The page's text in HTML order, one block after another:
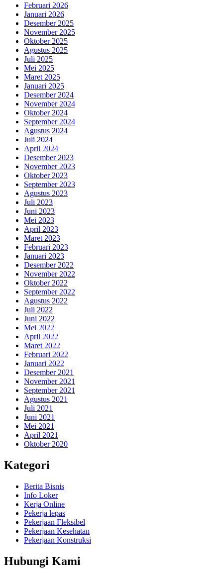
Februari 2026
Januari 2026
Desember 2025
November 2025
Oktober 2025
Agustus 2025
Juli 2025
Mei 2025
Maret 2025
Januari 2025
Desember 2024
November 2024
Oktober 2024
September 2024
Agustus 2024
Juli 2024
April 2024
Desember 2023
November 2023
Oktober 2023
September 2023
Agustus 2023
Juli 2023
Juni 2023
Mei 2023
April 2023
Maret 2023
Februari 2023
Januari 2023
Desember 2022
November 2022
Oktober 2022
September 2022
Agustus 2022
Juli 2022
Juni 2022
Mei 2022
April 2022
Maret 2022
Februari 2022
Januari 2022
Desember 2021
November 2021
September 2021
Agustus 2021
Juli 2021
Juni 2021
Mei 2021
April 2021
Oktober 2020
Kategori
Berita Bisnis
Info Loker
Kerja Online
Pekerja lepas
Pekerjaan Fleksibel
Pekerjaan Kesehatan
Pekerjaan Konstruksi
Hubungi Kami